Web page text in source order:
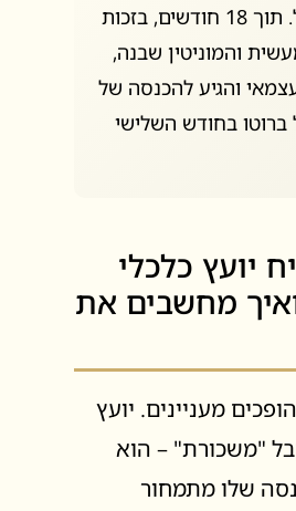
10,000 שקל. תוך 18 חודשים, בזכות
והמוניטין שבנה,
והגיע להכנסה של
שקל ברוטו בחודש השלישי
יועץ כלכלי
מחשבים את
מעניינים. יועץ
"משכורת" – הוא
שלו מתמחור